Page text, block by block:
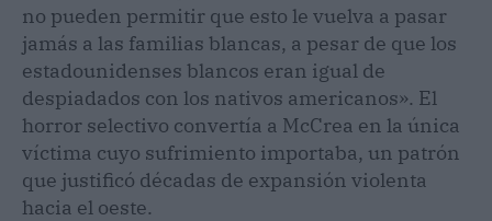
no pueden permitir que esto le vuelva a pasar
jamás a las familias blancas, a pesar de que los
estadounidenses blancos eran igual de
despiadados con los nativos americanos». El
horror selectivo convertía a McCrea en la única
víctima cuyo sufrimiento importaba, un patrón
que justificó décadas de expansión violenta
hacia el oeste.